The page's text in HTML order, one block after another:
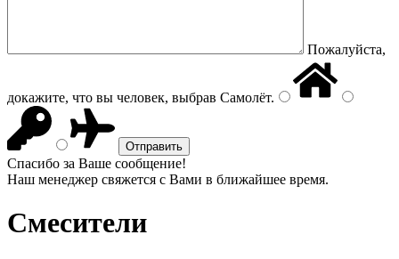
Пожалуйста,
докажите, что вы человек, выбрав Самолёт.
Спасибо за Ваше сообщение!
Наш менеджер свяжется с Вами в ближайшее время.
Смесители